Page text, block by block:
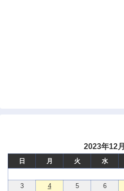
2023年12月
日 月 火 水
3
4 5 6